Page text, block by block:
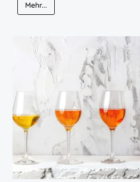
Mehr...